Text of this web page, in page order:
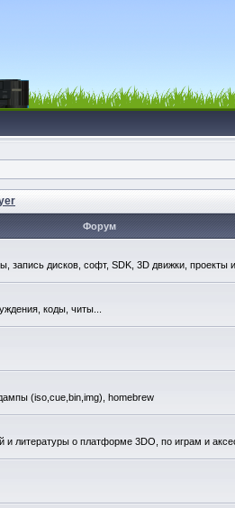
Форум
запись дисков, софт, SDK, 3D движки, проекты
коды, читы...
(iso,cue,bin,img), homebrew
и литературы о платформе 3DO, по играм и